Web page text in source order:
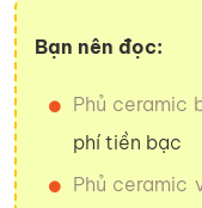
Bạn nên đọc:
Phủ ceramic
phí tiền bạc
Phủ ceramic